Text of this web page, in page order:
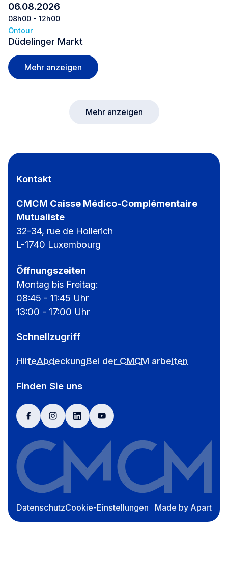
Düdelinger Markt
Ontour
06.08.2026
08h00 - 12h00
Mehr anzeigen Düdelinger Markt
Mehr anzeigen
Kontakt
CMCM Caisse Médico-Complémentaire
Mutualiste
32-34, rue de Hollerich
L-1740 Luxembourg
Öffnungszeiten
Montag bis Freitag:
08:45 - 11:45 Uhr
13:00 - 17:00 Uhr
Schnellzugriff
HilfeAbdeckungBei der CMCM arbeiten
Finden Sie uns
facebookinstagramlinkedinyoutube
DatenschutzCookie-Einstellungen Made by Apart